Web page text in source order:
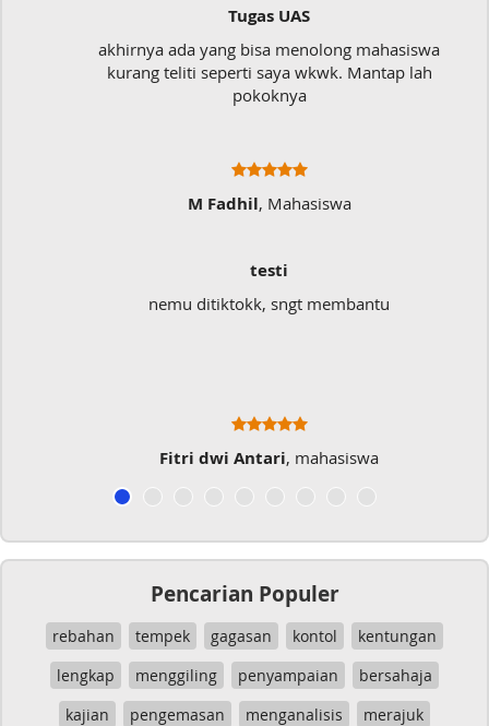
Tugas UAS
akhirnya ada yang bisa menolong mahasiswa
kurang teliti seperti saya wkwk. Mantap lah
pokoknya
, Mahasiswa
nemu ditiktokk, sngt membantu
Fitri dwi Antari, mahasiswa
Pencarian Populer
rebahan tempek gagasan kontol
kentungan
lengkap
menggiling penyampaian
bersahaja
kajian
pengemasan menganalisis
merajuk